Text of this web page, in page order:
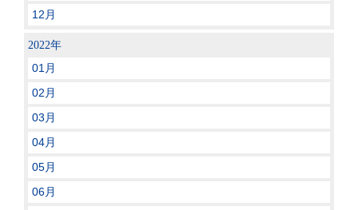
12月
2022年
01月
02月
03月
04月
05月
06月